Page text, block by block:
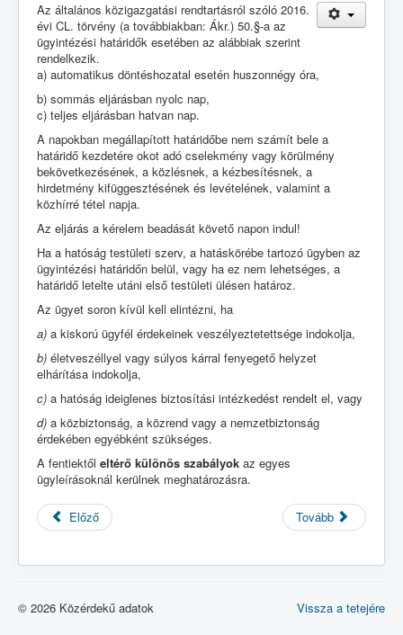
Az általános közigazgatási rendtartásról szóló 2016.
évi CL. törvény (a továbbiakban: Ákr.) 50.§-a az
ügyintézési határidők esetében az alábbiak szerint
rendelkezik.
a) automatikus döntéshozatal esetén huszonnégy óra,
b) sommás eljárásban nyolc nap,
c) teljes eljárásban hatvan nap.
A napokban megállapított határidőbe nem számít bele a
határidő kezdetére okot adó cselekmény vagy körülmény
bekövetkezésének, a közlésnek, a kézbesítésnek, a
hirdetmény kifüggesztésének és levételének, valamint a
közhírré tétel napja.
Az eljárás a kérelem beadását követő napon indul!
Ha a hatóság testületi szerv, a hatáskörébe tartozó ügyben az
ügyintézési határidőn belül, vagy ha ez nem lehetséges, a
határidő letelte utáni első testületi ülésen határoz.
Az ügyet soron kívül kell elintézni, ha
a) a kiskorú ügyfél érdekeinek veszélyeztetettsége indokolja,
b) életveszéllyel vagy súlyos kárral fenyegető helyzet
elhárítása indokolja,
c) a hatóság ideiglenes biztosítási intézkedést rendelt el, vagy
d) a közbiztonság, a közrend vagy a nemzetbiztonság
érdekében egyébként szükséges.
A fentiektől eltérő különös szabályok az egyes
ügyleírásoknál kerülnek meghatározásra.
Előző Tovább
Vissza a tetejére
© 2026 Közérdekű adatok